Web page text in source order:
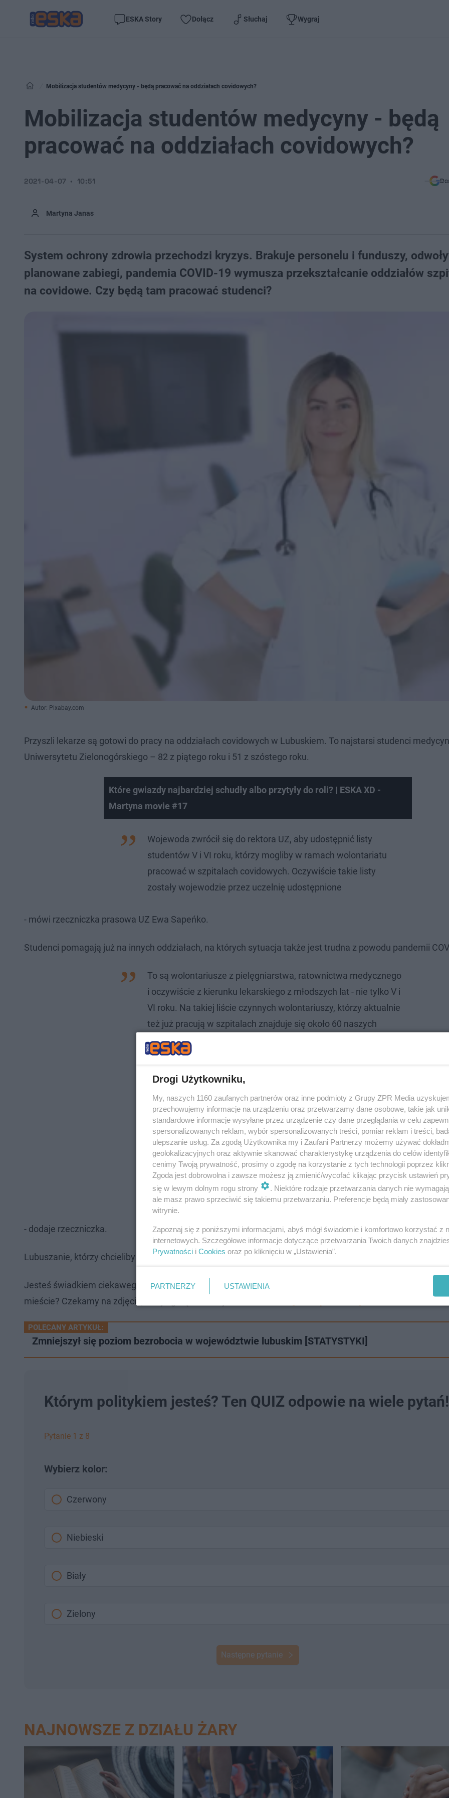
ESKA Story Dołącz Słuchaj Wygraj
Mobilizacja studentów medycyny - będą pracować na oddziałach covidowych?
Mobilizacja studentów medycyny - będą
pracować na oddziałach covidowych?
Martyna Janas
2021-04-07 10:51
System ochrony zdrowia przechodzi kryzys. Brakuje personelu i funduszy,
planowane zabiegi, pandemia COVID-19 wymusza przekształcanie oddziałów
na covidowe. Czy będą tam pracować studenci?
Autor: Pixabay.com
Przyszli lekarze są gotowi do pracy na oddziałach covidowych w Lubuskiem. To najstarsi studenci
Uniwersytetu Zielonogórskiego – 82 z piątego roku i 51 z szóstego roku.
Które gwiazdy najbardziej schudły albo przytyły do roli? | ESKA XD -
Martyna movie #17
Wojewoda zwrócił się do rektora UZ, aby udostępnić listy
studentów V i VI roku, którzy mogliby w ramach wolontariatu
pracować w szpitalach covidowych. Oczywiście takie listy
zostały wojewodzie przez uczelnię udostępnione
- mówi rzeczniczka prasowa UZ Ewa Sapeńko.
Studenci pomagają już na innych oddziałach, na których sytuacja także jest trudna z powodu pandemii
To są wolontariusze z pielęgniarstwa, ratownictwa medycznego
i oczywiście z kierunku lekarskiego z młodszych lat - nie tylko V i
VI roku. Na takiej liście czynnych wolontariuszy, którzy aktualnie
też już pracują w szpitalach znajduje się około 60 naszych
studentów
- dodaje rzeczniczka.
Lubuszanie, którzy chcieliby wspomóc przeciążony personel medyczny, mogą zgłaszać się na wolontariat
Jesteś świadkiem ciekawego zdarzenia w okolicy? A może chcesz poinformować o trudnej sytuacji w
mieście? Czekamy na zdjęcia, filmy i gorące newsy! Pisz do nas na:
POLECANY ARTYKUŁ:
Zmniejszył się poziom bezrobocia w województwie lubuskim [STATYSTYKI]
Którym politykiem jesteś? Ten QUIZ odpowie na wiele pytań!
Pytanie 1 z 8
Wybierz kolor:
Czerwony
Niebieski
Biały
Zielony
Następne pytanie
NAJNOWSZE Z DZIAŁU ŻARY
Drogi Użytkowniku,
My, naszych 1160 zaufanych partnerów oraz inne podmioty z Grupy ZPR Media
przechowujemy informacje na urządzeniu oraz przetwarzamy dane osobowe, takie jak
standardowe informacje wysyłane przez urządzenie czy dane przeglądania w celu
spersonalizowanych reklam, wybór spersonalizowanych treści, pomiar reklam i treści,
ulepszanie usług. Za zgodą Użytkownika my i Zaufani Partnerzy możemy używać
geolokalizacyjnych oraz aktywnie skanować charakterystykę urządzenia do celów
cenimy Twoją prywatność, prosimy o zgodę na korzystanie z tych technologii poprzez
Zgoda jest dobrowolna i zawsze możesz ją zmienić/wycofać klikając przycisk ustawień
się w lewym dolnym rogu strony
. Niektóre rodzaje przetwarzania danych nie
ale masz prawo sprzeciwić się takiemu przetwarzaniu. Preferencje będą miały
witrynie.
Zapoznaj się z poniższymi informacjami, abyś mógł świadomie i komfortowo korzystać z
internetowych. Szczegółowe informacje dotyczące przetwarzania Twoich danych
Prywatności i Cookies oraz po kliknięciu w „Ustawienia”.
PARTNERZY USTAWIENIA